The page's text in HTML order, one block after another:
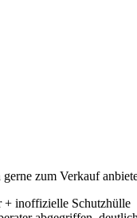
zum Verkauf
+ inoffizielle Schutzhülle